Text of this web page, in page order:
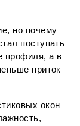
но почему
поступать
профиля, а в
приток
окон